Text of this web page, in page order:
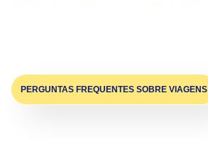
PERGUNTAS FREQUENTES SOBRE VIAGENS